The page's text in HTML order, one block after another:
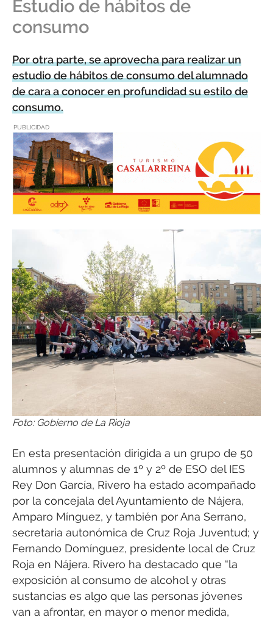
Estudio de hábitos de
consumo
Por otra parte, se aprovecha para realizar un
estudio de hábitos de consumo del alumnado
de cara a conocer en profundidad su estilo de
consumo.
PUBLICIDAD
Foto: Gobierno de La Rioja
En esta presentación dirigida a un grupo de 50
alumnos y alumnas de 1º y 2º de ESO del IES
Rey Don García, Rivero ha estado acompañado
por la concejala del Ayuntamiento de Nájera,
Amparo Mínguez, y también por Ana Serrano,
secretaria autonómica de Cruz Roja Juventud; y
Fernando Domínguez, presidente local de Cruz
Roja en Nájera. Rivero ha destacado que “la
exposición al consumo de alcohol y otras
sustancias es algo que las personas jóvenes
van a afrontar, en mayor o menor medida,